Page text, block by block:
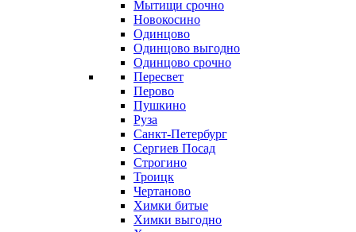
Мытищи срочно
Новокосино
Одинцово
Одинцово выгодно
Одинцово срочно
Пересвет
Перово
Пушкино
Руза
Санкт-Петербург
Сергиев Посад
Строгино
Троицк
Чертаново
Химки битые
Химки выгодно